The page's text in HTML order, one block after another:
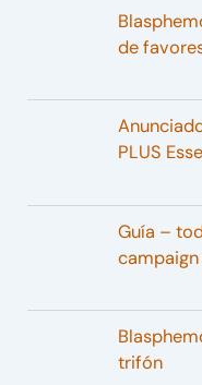
de
PLUS
Guía –
trifón